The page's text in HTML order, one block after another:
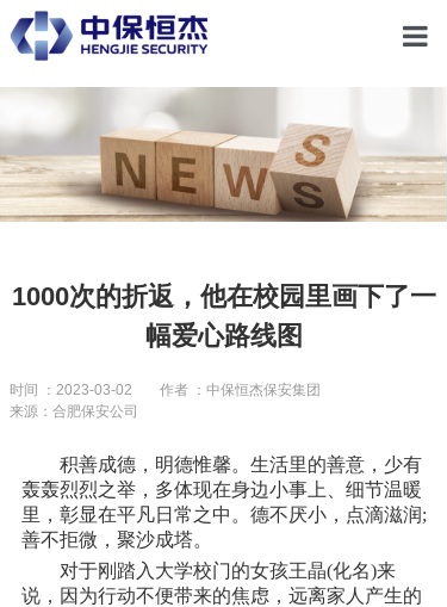
关
1000次的折返，他在校园里画下了一
幅爱心路线图
时间 ：2023-03-02
作者 ：中保恒杰保安集团
来源：合肥保安公司
积善成德，明德惟馨。生活里的善意，少有
轰轰烈烈之举，多体现在身边小事上、细节温暖
里，彰显在平凡日常之中。德不厌小，点滴滋润;
善不拒微，聚沙成塔。
对于刚踏入大学校门的女孩王晶(化名)来
说，因为行动不便带来的焦虑，远离家人产生的